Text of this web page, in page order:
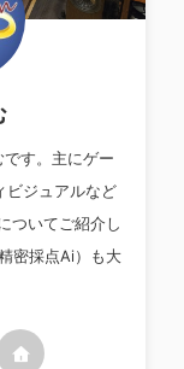
す。主にゲー
ビジュアルなど
ついてご紹介し
密採点Ai）も大